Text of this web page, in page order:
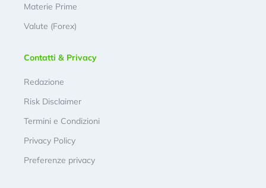
Materie Prime
Valute (Forex)
Contatti & Privacy
Redazione
Risk Disclaimer
Termini e Condizioni
Privacy Policy
Preferenze privacy